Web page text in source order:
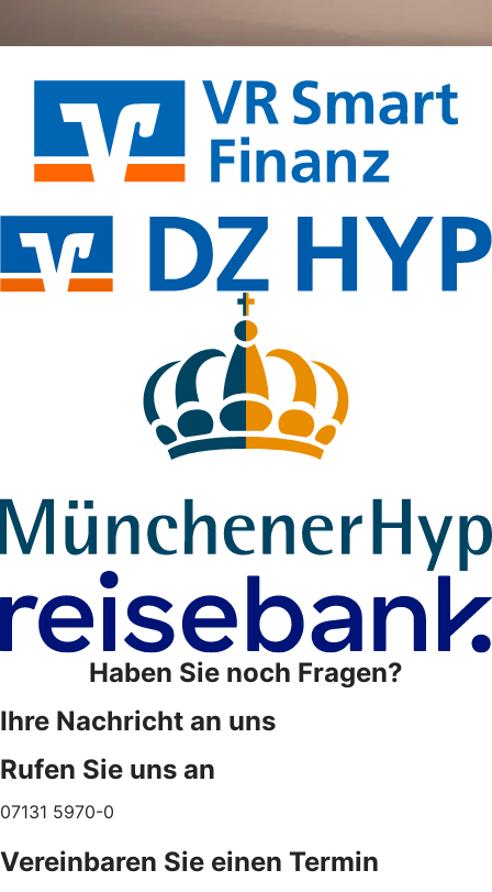
Haben Sie noch Fragen?
Ihre Nachricht an uns
Rufen Sie uns an
07131 5970-0
Vereinbaren Sie einen Termin